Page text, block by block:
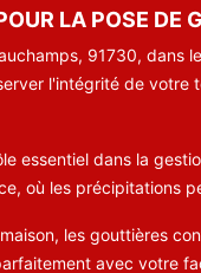
LA POSE DE
91730, dans
l'intégrité de votre
essentiel dans la
où les précipitations
les gouttières
avec votre